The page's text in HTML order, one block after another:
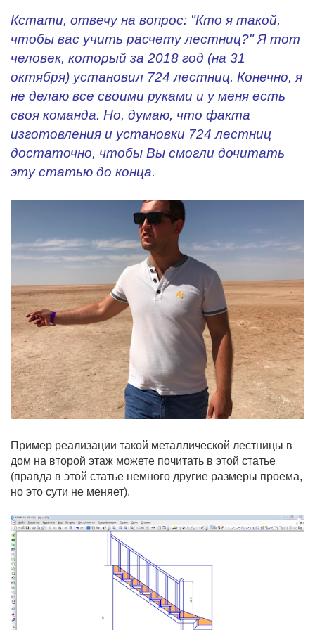
Кстати, отвечу на вопрос: "Кто я такой,
чтобы вас учить расчету лестниц?" Я тот
человек, который за 2018 год (на 31
октября) установил 724 лестниц. Конечно, я
не делаю все своими руками и у меня есть
своя команда. Но, думаю, что факта
изготовления и установки 724 лестниц
достаточно, чтобы Вы смогли дочитать
эту статью до конца.
Пример реализации такой металлической лестницы в
дом на второй этаж можете почитать в этой статье
(правда в этой статье немного другие размеры проема,
но это сути не меняет).